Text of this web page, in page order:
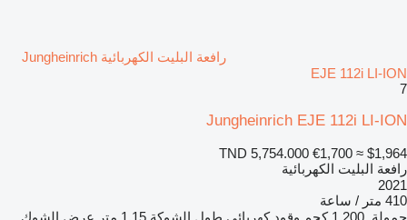
رافعة البليت الكهربائية Jungheinrich
EJE 112i LI-ION
7
Jungheinrich EJE 112i LI-ION
TND 5,754.000 €1,700 ≈ $1,964
رافعة البليت الكهربائية
2021
410 متر / ساعة